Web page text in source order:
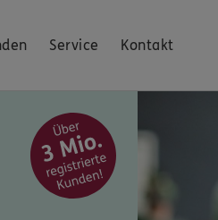
Service Kontakt